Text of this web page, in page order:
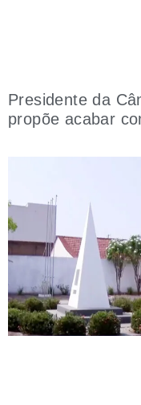
Presidente da
propõe acabar